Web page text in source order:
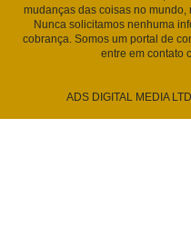
mudanças das coisas no
Nunca solicitamos nenhuma
cobrança. Somos um portal de
entre em contato
ADS DIGITAL MEDIA